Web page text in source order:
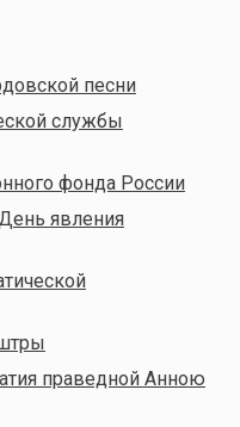
песни
службы
фонда России
явления
праведной Анною